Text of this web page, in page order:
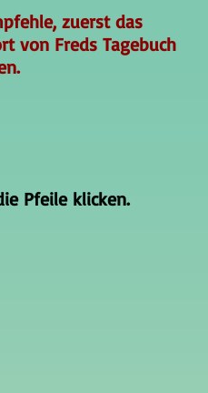
zuerst das
von Freds Tagebuch
Pfeile klicken.